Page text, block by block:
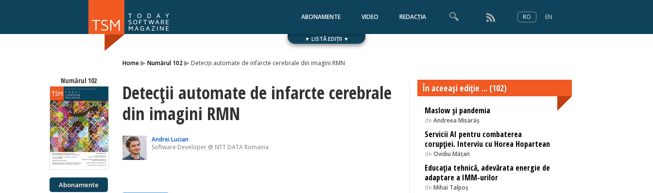
ABONAMENTE VIDEO REDACȚIA RO EN
▼ LISTĂ EDIȚII ▼
Home▸Numărul 102▸ Detecții automate de infarcte cerebrale din imagini RMN
Numărul 102
Abonamente
Detecții automate de infarcte cerebrale
din imagini RMN
Andrei Lucian
Software Developer @ NTT DATA Romania
În aceeaşi ediţie ... (102)
Maslow și pandemia
de Andreea Misarăș
Servicii AI pentru combaterea
corupției. Interviu cu Horea Hopartean
de Ovidiu Mățan
Educația tehnică, adevărata energie de
adaptare a IMM-urilor
de Mihai Talpoș